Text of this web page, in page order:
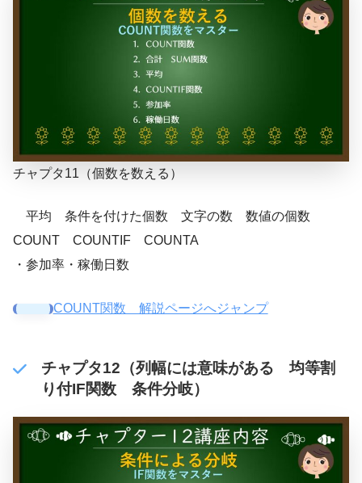
チャプタ11（個数を数える）
平均 条件を付けた個数 文字の数 数値の個数
COUNT COUNTIF COUNTA
・参加率・稼働日数
COUNT関数 解説ページへジャンプ
チャプタ12（列幅には意味がある 均等割
り付IF関数 条件分岐）